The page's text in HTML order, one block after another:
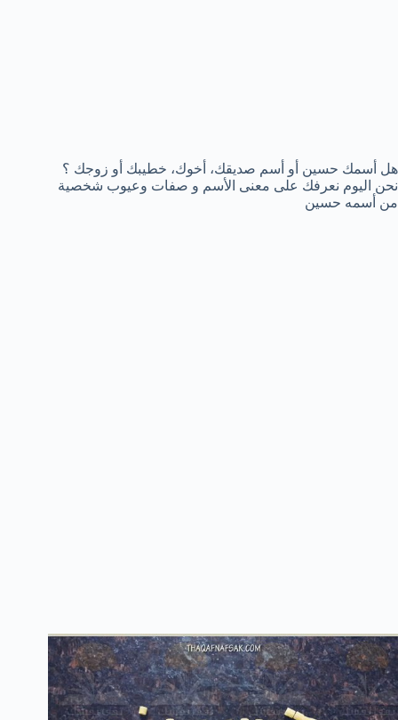
هل أسمك حسين أو أسم صديقك، أخوك، خطيبك أو زوجك ؟
نحن اليوم نعرفك على معنى الأسم و صفات وعيوب شخصية
من أسمه حسين